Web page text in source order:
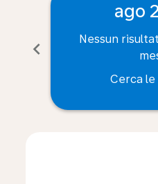
chevron_left
ago
Nessun
Cerca